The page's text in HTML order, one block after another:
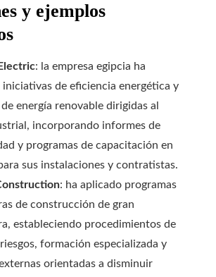
y ejemplos
: la empresa egipcia ha
de eficiencia energética y
energía renovable dirigidas al
incorporando informes de
y programas de capacitación en
sus instalaciones y contratistas.
: ha aplicado programas
de construcción de gran
estableciendo procedimientos de
formación especializada y
orientadas a disminuir